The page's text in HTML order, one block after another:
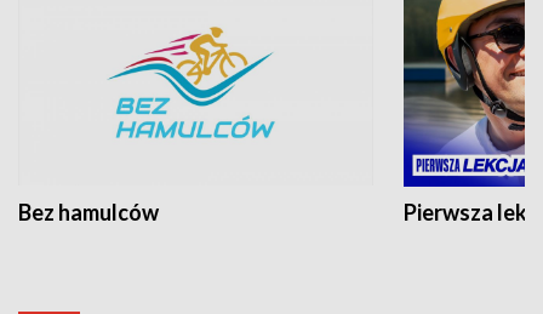
Bez hamulców Pierwsza